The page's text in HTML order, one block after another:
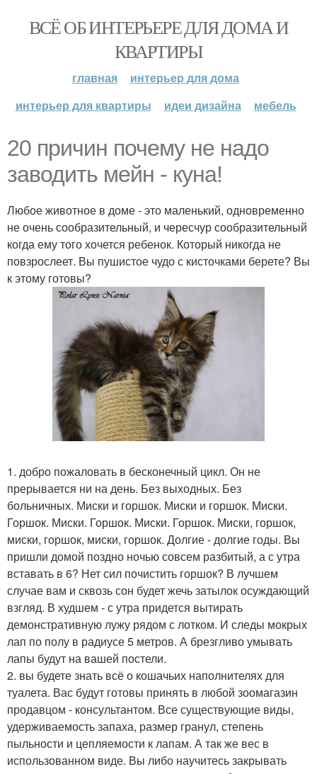
ВСЁ ОБ ИНТЕРЬЕРЕ ДЛЯ ДОМА И
КВАРТИРЫ
главная
интерьер для дома
интерьер для квартиры
идеи дизайна мебель
20 причин почему не надо
заводить мейн - куна!
Любое животное в доме - это маленький, одновременно
не очень сообразительный, и чересчур сообразительный
когда ему того хочется ребенок. Который никогда не
повзрослеет. Вы пушистое чудо с кисточками берете? Вы
к этому готовы?
1. добро пожаловать в бесконечный цикл. Он не
прерывается ни на день. Без выходных. Без
больничных. Миски и горшок. Миски и горшок. Миски.
Горшок. Миски. Горшок. Миски. Горшок. Миски, горшок,
миски, горшок, миски, горшок. Долгие - долгие годы. Вы
пришли домой поздно ночью совсем разбитый, а с утра
вставать в 6? Нет сил почистить горшок? В лучшем
случае вам и сквозь сон будет жечь затылок осуждающий
взгляд. В худшем - с утра придется вытирать
демонстративную лужу рядом с лотком. И следы мокрых
лап по полу в радиусе 5 метров. А брезгливо умывать
лапы будут на вашей постели.
2. вы будете знать всё о кошачьих наполнителях для
туалета. Вас будут готовы принять в любой зоомагазин
продавцом - консультантом. Все существующие виды,
удерживаемость запаха, размер гранул, степень
пыльности и цепляемости к лапам. А так же вес в
использованном виде. Вы либо научитесь закрывать